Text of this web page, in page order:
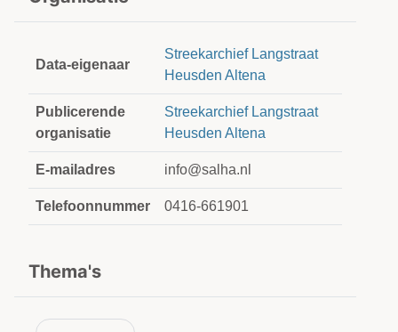
Data-eigenaar
Streekarchief Langstraat
Heusden Altena
Publicerende
organisatie
Streekarchief Langstraat
Heusden Altena
E-mailadres info@salha.nl
Telefoonnummer 0416-661901
Thema's